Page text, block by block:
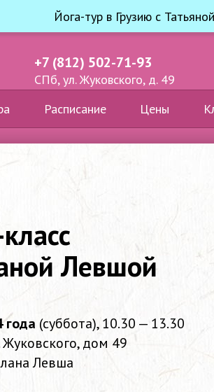
Йога-тур в Грузию с
+7 (812) 502-71-93
СПб, ул. Жуковского, д. 49
Расписание Цены
Левшой
года (суббота), 10.30 — 13.30
Жуковского, дом 49
Левша